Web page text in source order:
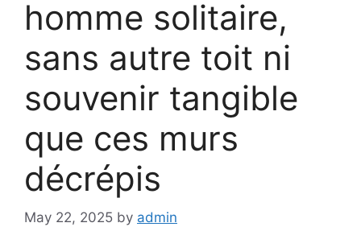
homme solitaire,
sans autre toit ni
souvenir tangible
que ces murs
décrépis
May 22, 2025 by admin